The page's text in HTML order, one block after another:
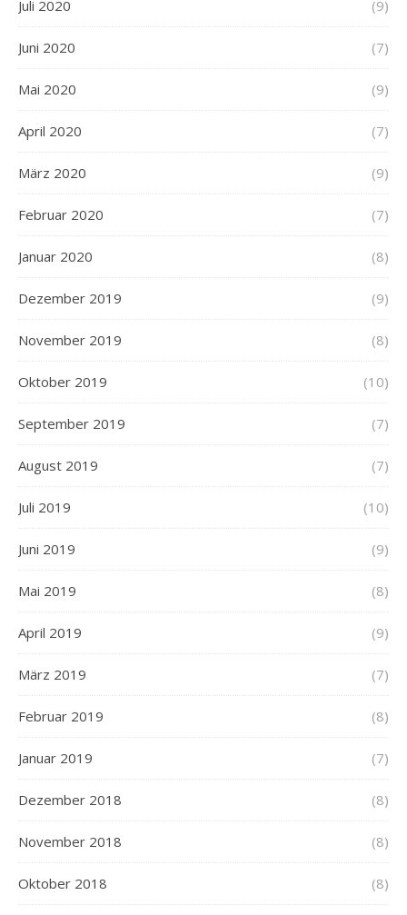
Juli 2020 (9)
Juni 2020 (7)
Mai 2020 (9)
April 2020 (7)
März 2020 (9)
Februar 2020 (7)
Januar 2020 (8)
Dezember 2019 (9)
November 2019 (8)
Oktober 2019 (10)
September 2019 (7)
August 2019 (7)
Juli 2019 (10)
Juni 2019 (9)
Mai 2019 (8)
April 2019 (9)
März 2019 (7)
Februar 2019 (8)
Januar 2019 (7)
Dezember 2018 (8)
November 2018 (8)
Oktober 2018 (8)